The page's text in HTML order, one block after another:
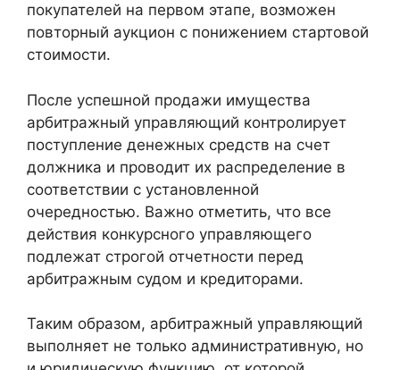
покупателей на первом этапе, возможен
повторный аукцион с понижением стартовой
стоимости.
После успешной продажи имущества
арбитражный управляющий контролирует
поступление денежных средств на счет
должника и проводит их распределение в
соответствии с установленной
очередностью. Важно отметить, что все
действия конкурсного управляющего
подлежат строгой отчетности перед
арбитражным судом и кредиторами.
Таким образом, арбитражный управляющий
выполняет не только административную, но